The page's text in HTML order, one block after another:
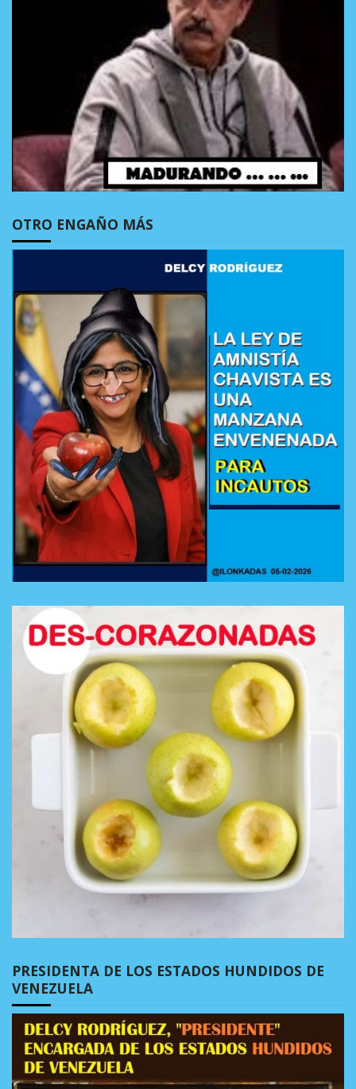
OTRO ENGAÑO MÁS
PRESIDENTA DE LOS ESTADOS HUNDIDOS DE
VENEZUELA